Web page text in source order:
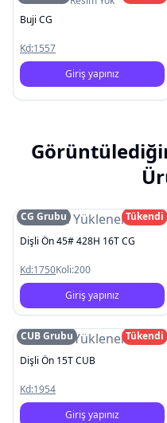
Buji CG
Kd:1557
Giriş yapınız
Resim Yüklenemedi
CG Grubu
Tükendi
Dişli Ön 45# 428H 16T CG
Kd:1750Koli:200
Giriş yapınız
Resim Yüklenemedi
CUB Grubu
Tükendi
Dişli Ön 15T CUB
Kd:1954
Giriş yapınız